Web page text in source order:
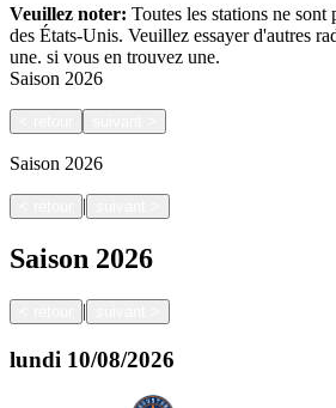
Veuillez noter: Toutes les stations ne sont
des États-Unis. Veuillez essayer d'autres
une. si vous en trouvez une.
Saison 2026
Saison 2026
|
Saison 2026
|
lundi 10/08/2026